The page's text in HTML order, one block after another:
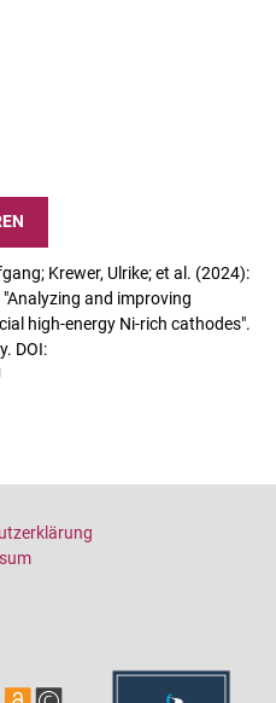
Krewer, Ulrike; et al. (2024):
and improving
high-energy Ni-rich cathodes".
DOI: